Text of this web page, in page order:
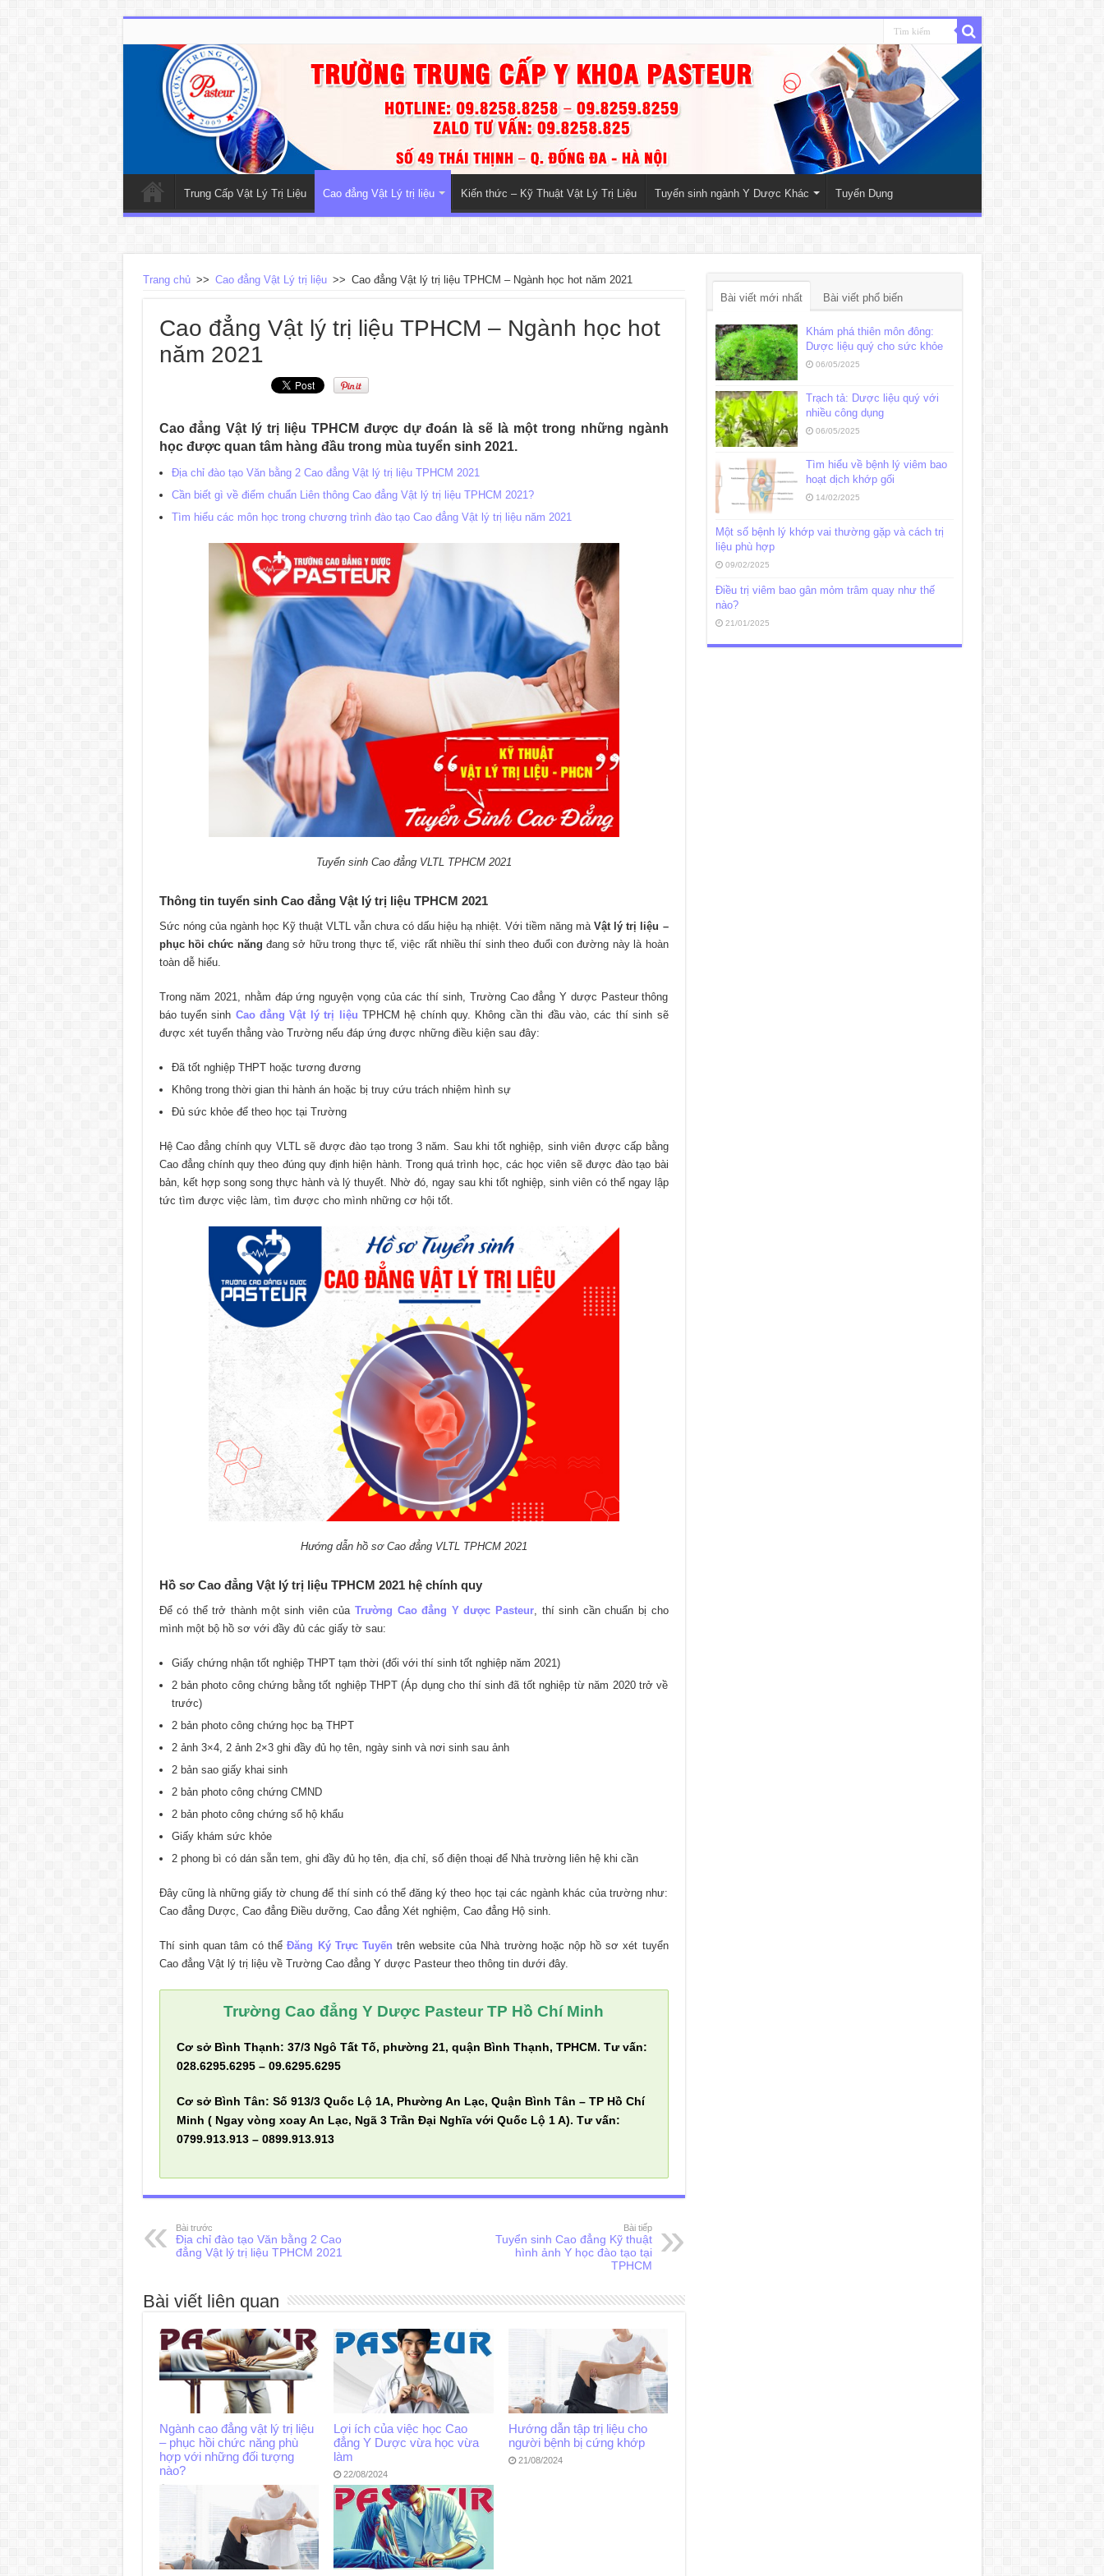
Trung Cấp Vật Lý Trị Liệu Cao đẳng Vật Lý trị liệu Kiến thức – Kỹ Thuật Vật Lý Trị Liệu Tuyển sinh ngành Y Dược Khác Tuyển Dụng
Trang chủ >> Cao đẳng Vật Lý trị liệu >> Cao đẳng Vật lý trị liệu TPHCM – Ngành học hot năm 2021
Cao đẳng Vật lý trị liệu TPHCM – Ngành học hot
năm 2021
Cao đẳng Vật lý trị liệu TPHCM được dự đoán là sẽ là một trong những ngành
học được quan tâm hàng đầu trong mùa tuyển sinh 2021.
Địa chỉ đào tạo Văn bằng 2 Cao đẳng Vật lý trị liệu TPHCM 2021
Cần biết gì về điểm chuẩn Liên thông Cao đẳng Vật lý trị liệu TPHCM 2021?
Tìm hiểu các môn học trong chương trình đào tạo Cao đẳng Vật lý trị liệu năm 2021
Tuyển sinh Cao đẳng VLTL TPHCM 2021
Thông tin tuyển sinh Cao đẳng Vật lý trị liệu TPHCM 2021
Sức nóng của ngành học Kỹ thuật VLTL vẫn chưa có dấu hiệu hạ nhiệt. Với tiềm năng màVật lý trị liệu –
phục hồi chức năng đang sở hữu trong thực tế, việc rất nhiều thí sinh theo đuổi con đường này là hoàn
toàn dễ hiểu.
Trong năm 2021, nhằm đáp ứng nguyện vọng của các thí sinh, Trường Cao đẳng Y dược Pasteur thông
báo tuyển sinh Cao đẳng Vật lý trị liệu TPHCM hệ chính quy. Không cần thi đầu vào, các thí sinh sẽ
được xét tuyển thẳng vào Trường nếu đáp ứng được những điều kiện sau đây:
Đã tốt nghiệp THPT hoặc tương đương
Không trong thời gian thi hành án hoặc bị truy cứu trách nhiệm hình sự
Đủ sức khỏe để theo học tại Trường
Hệ Cao đẳng chính quy VLTL sẽ được đào tạo trong 3 năm. Sau khi tốt nghiệp, sinh viên được cấp bằng
Cao đẳng chính quy theo đúng quy định hiện hành. Trong quá trình học, các học viên sẽ được đào tạo bài
bản, kết hợp song song thực hành và lý thuyết. Nhờ đó, ngay sau khi tốt nghiệp, sinh viên có thể ngay lập
tức tìm được việc làm, tìm được cho mình những cơ hội tốt.
Hướng dẫn hồ sơ Cao đẳng VLTL TPHCM 2021
Hồ sơ Cao đẳng Vật lý trị liệu TPHCM 2021 hệ chính quy
Để có thể trở thành một sinh viên của Trường Cao đẳng Y dược Pasteur, thí sinh cần chuẩn bị cho
mình một bộ hồ sơ với đầy đủ các giấy tờ sau:
Giấy chứng nhận tốt nghiệp THPT tạm thời (đối với thí sinh tốt nghiệp năm 2021)
2 bản photo công chứng bằng tốt nghiệp THPT (Áp dụng cho thí sinh đã tốt nghiệp từ năm 2020 trở về
trước)
2 bản photo công chứng học bạ THPT
2 ảnh 3×4, 2 ảnh 2×3 ghi đầy đủ họ tên, ngày sinh và nơi sinh sau ảnh
2 bản sao giấy khai sinh
2 bản photo công chứng CMND
2 bản photo công chứng sổ hộ khẩu
Giấy khám sức khỏe
2 phong bì có dán sẵn tem, ghi đầy đủ họ tên, địa chỉ, số điện thoại để Nhà trường liên hệ khi cần
Đây cũng là những giấy tờ chung để thí sinh có thể đăng ký theo học tại các ngành khác của trường như:
Cao đẳng Dược, Cao đẳng Điều dưỡng, Cao đẳng Xét nghiệm, Cao đẳng Hộ sinh.
Thí sinh quan tâm có thểĐăng Ký Trực Tuyến trên website của Nhà trường hoặc nộp hồ sơ xét tuyển
Cao đẳng Vật lý trị liệu về Trường Cao đẳng Y dược Pasteur theo thông tin dưới đây.
Trường Cao đẳng Y Dược Pasteur TP Hồ Chí Minh
Cơ sở Bình Thạnh: 37/3 Ngô Tất Tố, phường 21, quận Bình Thạnh, TPHCM. Tư vấn:
028.6295.6295 – 09.6295.6295
Cơ sở Bình Tân: Số 913/3 Quốc Lộ 1A, Phường An Lạc, Quận Bình Tân – TP Hồ Chí
Minh ( Ngay vòng xoay An Lạc, Ngã 3 Trần Đại Nghĩa với Quốc Lộ 1 A). Tư vấn:
0799.913.913 – 0899.913.913
Bài trước
Địa chỉ đào tạo Văn bằng 2 Cao
đẳng Vật lý trị liệu TPHCM 2021
Bài tiếp
Tuyển sinh Cao đẳng Kỹ thuật
hình ảnh Y học đào tạo tại
TPHCM
Bài viết liên quan
Ngành cao đẳng vật lý trị liệu
– phục hồi chức năng phù
hợp với những đối tượng
nào?
Lợi ích của việc học Cao
đẳng Y Dược vừa học vừa
làm
22/08/2024
Hướng dẫn tập trị liệu cho
người bệnh bị cứng khớp
21/08/2024
Bài viết mới nhất Bài viết phổ biến
Khám phá thiên môn đông:
Dược liệu quý cho sức khỏe
06/05/2025
Trạch tả: Dược liệu quý với
nhiều công dụng
06/05/2025
Tìm hiểu về bệnh lý viêm bao
hoạt dịch khớp gối
14/02/2025
Một số bệnh lý khớp vai thường gặp và cách trị
liệu phù hợp
09/02/2025
Điều trị viêm bao gân mỏm trâm quay như thế
nào?
21/01/2025